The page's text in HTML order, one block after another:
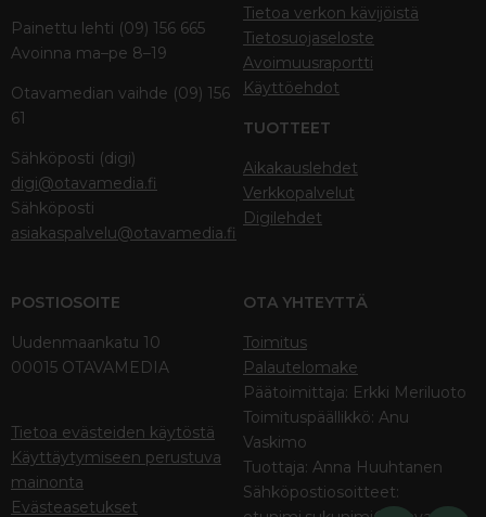
Painettu lehti (09) 156 665
Avoinna ma–pe 8–19
Otavamedian vaihde (09) 156
61
Sähköposti (digi)
digi@otavamedia.fi
Sähköposti
asiakaspalvelu@otavamedia.fi
Tietoa verkon kävijöistä
Tietosuojaseloste
Avoimuusraportti
Käyttöehdot
TUOTTEET
Aikakauslehdet
Verkkopalvelut
Digilehdet
POSTIOSOITE
Uudenmaankatu 10
00015 OTAVAMEDIA
Tietoa evästeiden käytöstä
Käyttäytymiseen perustuva
mainonta
Evästeasetukset
OTA YHTEYTTÄ
Toimitus
Palautelomake
Päätoimittaja: Erkki Meriluoto
Toimituspäällikkö: Anu
Vaskimo
Tuottaja: Anna Huuhtanen
Sähköpostiosoitteet: